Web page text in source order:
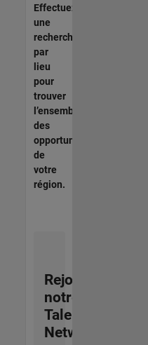
Effectuez
une
recherche
par
lieu
pour
trouver
l’ensemble
des
opportunités
de
votre
région.
Rejoignez
notre
Talent
Network